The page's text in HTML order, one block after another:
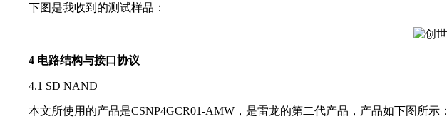
下图是我收到的测试样品：
4 电路结构与接口协议
4.1 SD NAND
本文所使用的产品是CSNP4GCR01-AMW，是雷龙的第二代产品，产品如下图所示：